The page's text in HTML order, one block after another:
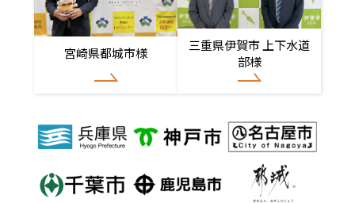
宮崎県都城市様
三重県伊賀市 上下水道
部様